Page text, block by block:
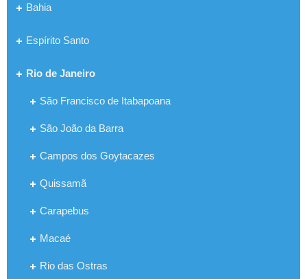
Bahia
Espírito Santo
Rio de Janeiro
São Francisco de Itabapoana
São João da Barra
Campos dos Goytacazes
Quissamã
Carapebus
Macaé
Rio das Ostras